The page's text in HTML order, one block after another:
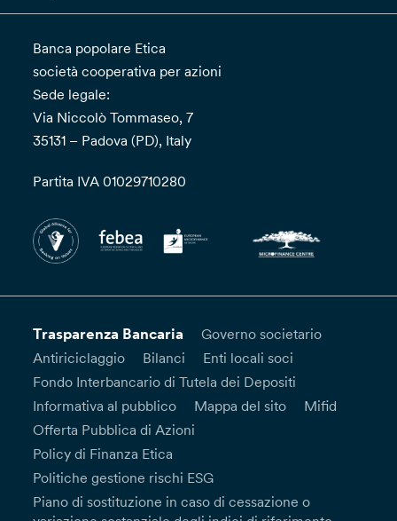
Banca popolare Etica
società cooperativa per azioni
Sede legale:
Via Niccolò Tommaseo, 7
35131 – Padova (PD), Italy
Partita IVA 01029710280
Trasparenza Bancaria
Governo societario
Antiriciclaggio
Bilanci
Enti locali soci
Fondo Interbancario di Tutela dei Depositi
Informativa al pubblico
Mappa del sito
Mifid
Offerta Pubblica di Azioni
Policy di Finanza Etica
Politiche gestione rischi ESG
Piano di sostituzione in caso di cessazione o